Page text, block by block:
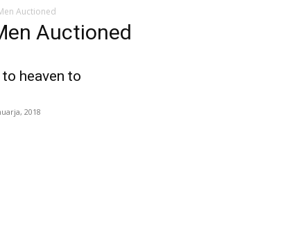
Auctioned
Auctioned
heaven to
2018